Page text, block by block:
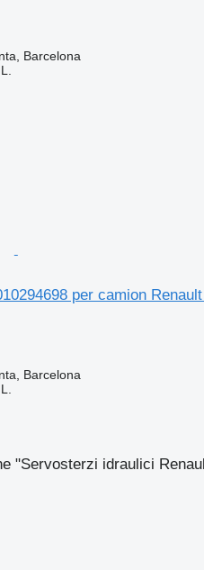
Barcelona
per camion
Barcelona
"Servosterzi idraulici